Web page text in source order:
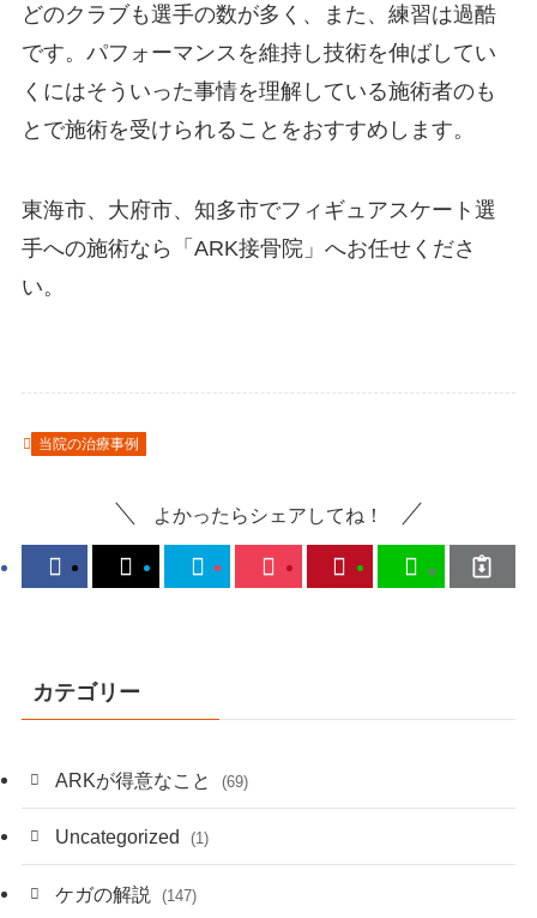
どのクラブも選手の数が多く、また、練習は過酷
です。パフォーマンスを維持し技術を伸ばしてい
くにはそういった事情を理解している施術者のも
とで施術を受けられることをおすすめします。
東海市、大府市、知多市でフィギュアスケート選
手への施術なら「ARK接骨院」へお任せくださ
い。
当院の治療事例
よかったらシェアしてね！
カテゴリー
ARKが得意なこと (69)
Uncategorized (1)
ケガの解説 (147)